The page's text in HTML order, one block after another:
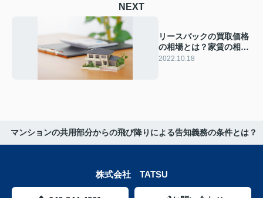
NEXT
リースバックの買取価格
の相場とは？家賃の相場
とともに解説！
2022.10.18
マンションの共用部分からの飛び降りによる告知義務の条件とは？
株式会社 TATSU